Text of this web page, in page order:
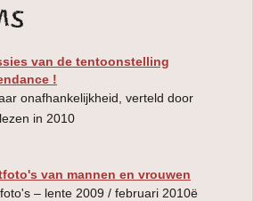
van de tentoonstelling
!
onafhankelijkheid, verteld door
in 2010
van mannen en vrouwen
– lente 2009 / februari 2010ë